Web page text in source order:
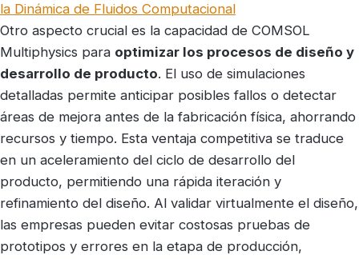
la Dinámica de Fluidos Computacional
Otro aspecto crucial es la capacidad de COMSOL
Multiphysics para optimizar los procesos de diseño y
desarrollo de producto. El uso de simulaciones
detalladas permite anticipar posibles fallos o detectar
áreas de mejora antes de la fabricación física, ahorrando
recursos y tiempo. Esta ventaja competitiva se traduce
en un aceleramiento del ciclo de desarrollo del
producto, permitiendo una rápida iteración y
refinamiento del diseño. Al validar virtualmente el diseño,
las empresas pueden evitar costosas pruebas de
prototipos y errores en la etapa de producción,